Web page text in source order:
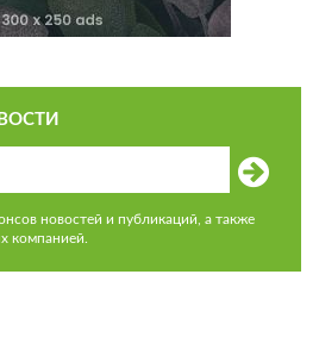
новостей и публикаций, а также
компанией.